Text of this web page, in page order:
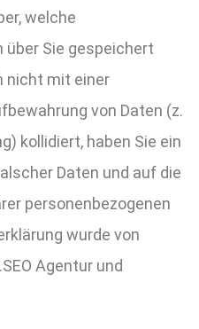
welche
über Sie gespeichert
nicht mit einer
von Daten (z.
kollidiert, haben Sie ein
Daten und auf die
personenbezogenen
wurde von
Agentur und